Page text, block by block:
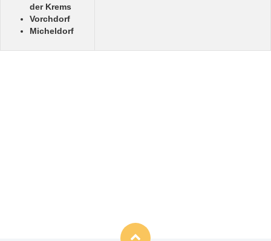
der Krems
Vorchdorf
Micheldorf